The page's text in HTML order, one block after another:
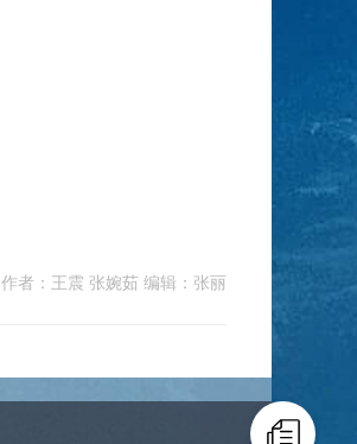
作者：王震 张婉茹 编辑：张丽